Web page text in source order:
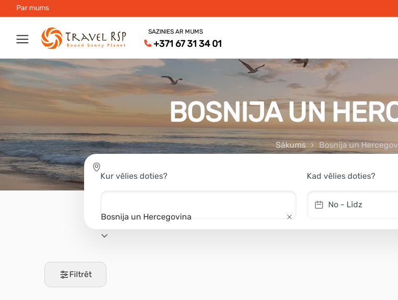
Par mums
SAZINIES AR MUMS
+371 67 31 34 01
BOSNIJA UN
Sākums Bosnija un
Kur vēlies doties?
Bosnija un Hercegovina
Kad vēlies doties?
No - Līdz
Filtrēt